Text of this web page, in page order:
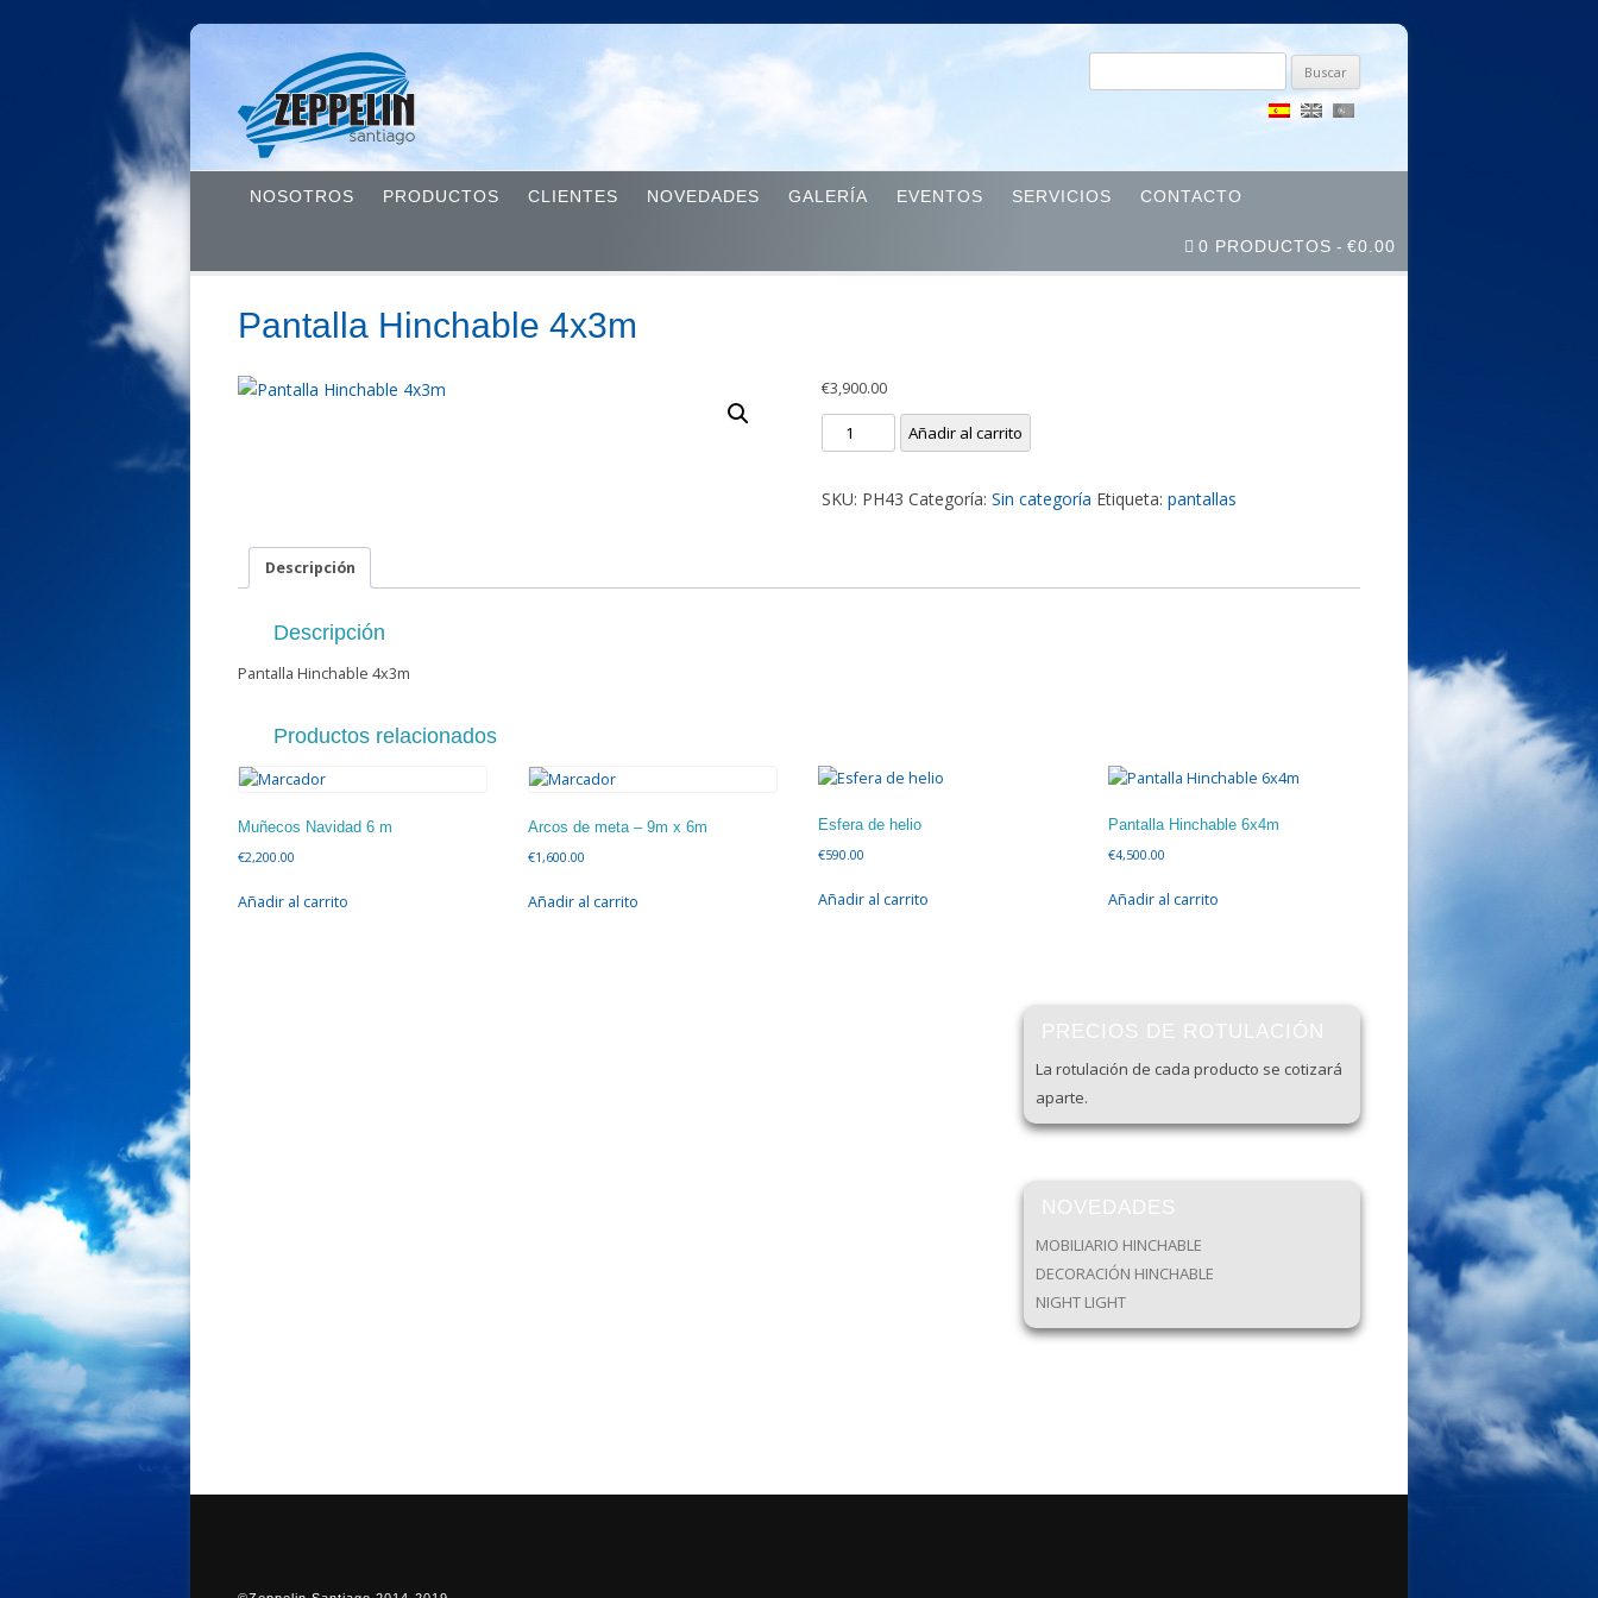
Buscar
Skip to content
NOSOTROS PRODUCTOS CLIENTES NOVEDADES GALERÍA EVENTOS SERVICIOS CONTACTO
0 PRODUCTOS €0.00
Pantalla Hinchable 4x3m
€3,900.00
Pantalla
Hinchable
cantidad
Añadir al carrito
SKU: PH43 Categoría: Sin categoría Etiqueta: pantallas
Descripción
Descripción
Pantalla Hinchable 4x3m
Productos relacionados
Muñecos Navidad 6 m
€2,200.00
Añadir al carrito
Arcos de meta – 9m x 6m
€1,600.00
Añadir al carrito
Esfera de helio
€590.00
Añadir al carrito
Pantalla Hinchable 6x4m
€4,500.00
Añadir al carrito
PRECIOS DE ROTULACIÓN
La rotulación de cada producto se cotizará
aparte.
NOVEDADES
MOBILIARIO HINCHABLE
DECORACIÓN HINCHABLE
NIGHT LIGHT